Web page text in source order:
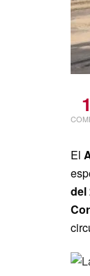
El
del